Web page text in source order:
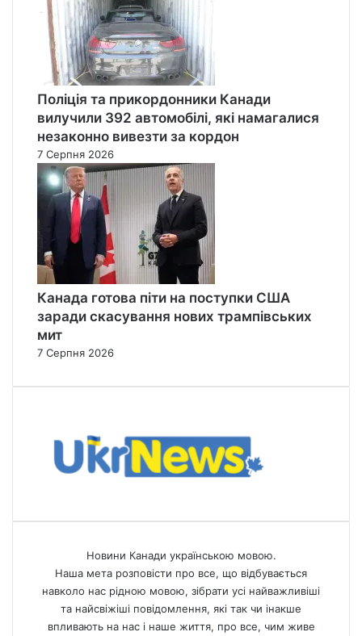
Поліція та прикордонники Канади
вилучили 392 автомобілі, які намагалися
незаконно вивезти за кордон
7 Серпня 2026
Канада готова піти на поступки США
заради скасування нових трампівських
мит
7 Серпня 2026
Новини Канади українською мовою.
Наша мета розповісти про все, що відбувається
навколо нас рідною мовою, зібрати усі найважливіші
та найсвіжіші повідомлення, які так чи інакше
впливають на нас і наше життя, про все, чим живе